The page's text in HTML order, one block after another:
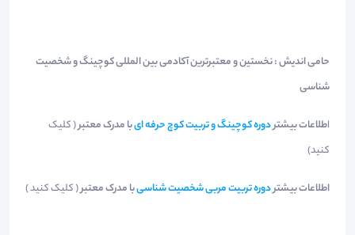
حامی اندیش : نخستین و معتبرترین آکادمی بین المللی کوچینگ و شخصیت
شناسی
اطلاعات بیشتردوره کوچینگ و تربیت کوچ حرفه ایبا مدرک معتبر( کلیک
کنید)
اطلاعات بیشتردوره تربیت مربی شخصیت شناسیبا مدرک معتبر( کلیک کنید )